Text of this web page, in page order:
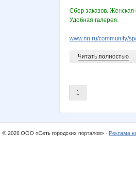
Сбор заказов.
Удобная галерея.
www.nn.ru/community/
Читать полностью
1
© 2026 ООО «Сеть городских порталов» · Реклама